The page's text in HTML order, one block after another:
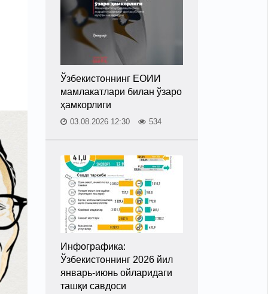
Ўзбекистоннинг ЕОИИ
мамлакатлари билан ўзаро
ҳамкорлиги
03.08.2026 12:30 534
Инфографика:
Ўзбекистоннинг 2026 йил
январь-июнь ойларидаги
ташқи савдоси